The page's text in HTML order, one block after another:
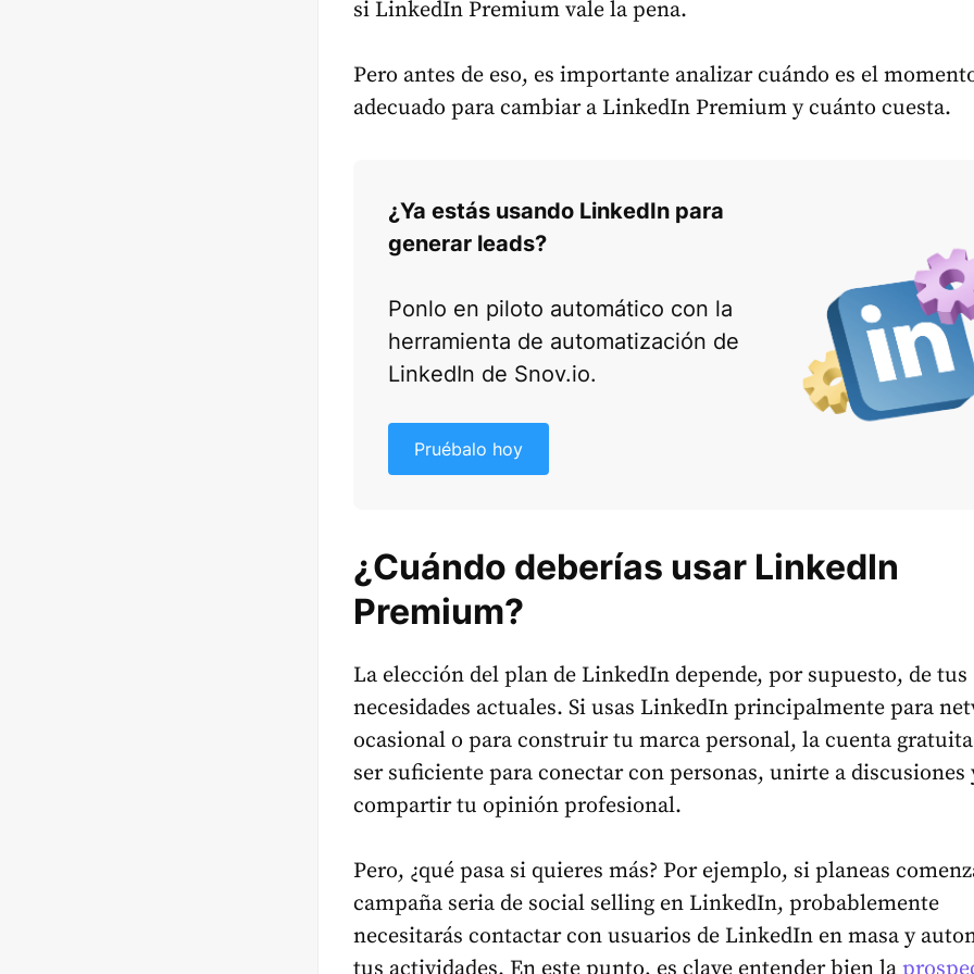
si LinkedIn Premium vale la pena.
Pero antes de eso, es importante analizar cuándo es el
adecuado para cambiar a LinkedIn Premium y cuánto cuesta.
¿Ya estás usando LinkedIn para
generar leads?
Ponlo en piloto automático con la
herramienta de automatización de
LinkedIn de Snov.io.
Pruébalo hoy
¿Cuándo deberías usar LinkedIn
Premium?
La elección del plan de LinkedIn depende, por supuesto, de tus
necesidades actuales. Si usas LinkedIn principalmente para
ocasional o para construir tu marca personal, la cuenta
ser suficiente para conectar con personas, unirte a discusiones
compartir tu opinión profesional.
Pero, ¿qué pasa si quieres más? Por ejemplo, si planeas
campaña seria de social selling en LinkedIn, probablemente
necesitarás contactar con usuarios de LinkedIn en masa y